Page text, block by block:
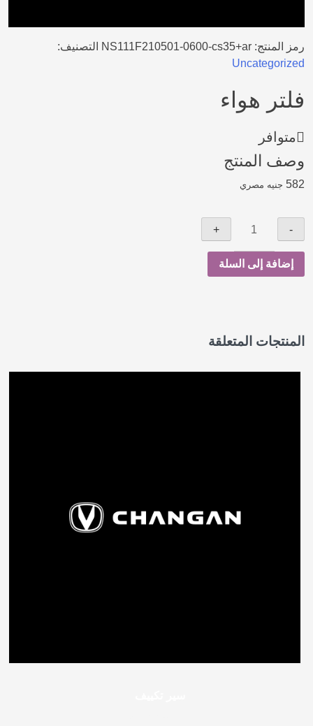
رمز المنتج: NS111F210501-0600-cs35+ar
التصنيف:
Uncategorized
فلتر هواء
متوافر
وصف المنتج
582 جنيه مصري
إضافة إلى السلة
المنتجات المتعلقة